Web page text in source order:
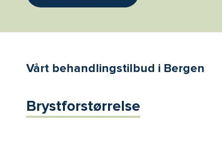
Vårt behandlingstilbud i Bergen
Brystforstørrelse